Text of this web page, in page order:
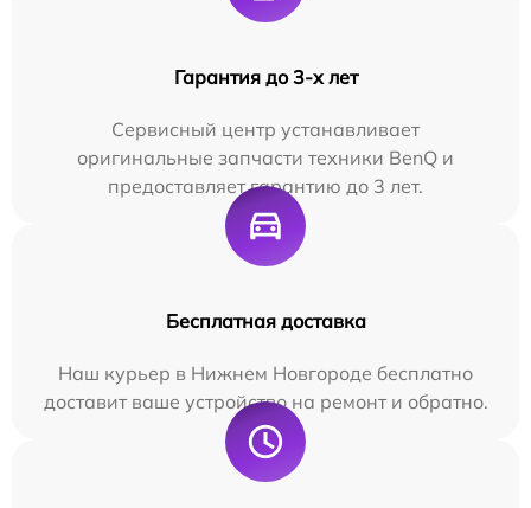
Гарантия до 3-х лет
Сервисный центр устанавливает
оригинальные запчасти техники BenQ и
предоставляет гарантию до 3 лет.
Бесплатная доставка
Наш курьер в Нижнем Новгороде бесплатно
доставит ваше устройство на ремонт и обратно.